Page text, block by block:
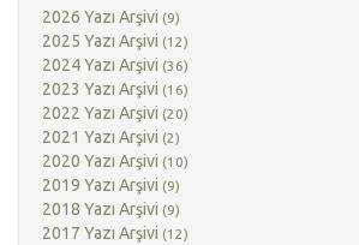
2026 Yazı Arşivi (9)
2025 Yazı Arşivi (12)
2024 Yazı Arşivi (36)
2023 Yazı Arşivi (16)
2022 Yazı Arşivi (20)
2021 Yazı Arşivi (2)
2020 Yazı Arşivi (10)
2019 Yazı Arşivi (9)
2018 Yazı Arşivi (9)
2017 Yazı Arşivi (12)